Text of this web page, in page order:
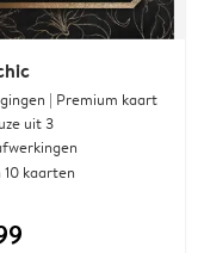
| Premium kaart
uit 3
10 kaarten